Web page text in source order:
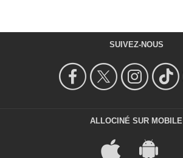
SUIVEZ-NOUS
ALLOCINÉ SUR MOBILE